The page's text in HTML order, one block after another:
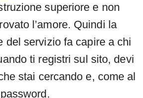
superiore e non
l’amore. Quindi la
del servizio fa capire a chi
ti registri sul sito, devi
stai cercando e, come al